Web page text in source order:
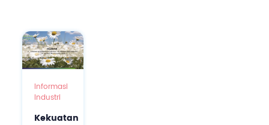
Informasi
Industri
Kekuatan